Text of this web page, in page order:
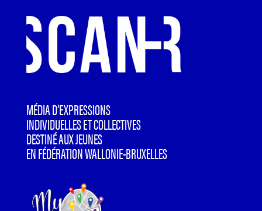
MÉDIA D’EXPRESSIONS
INDIVIDUELLES ET COLLECTIVES
DESTINÉ AUX JEUNES
EN FÉDÉRATION WALLONIE-BRUXELLES